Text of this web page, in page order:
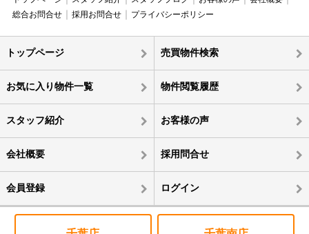
総合お問合せ
採用お問合せ プライバシーポリシー
トップページ 売買物件検索
お気に入り物件一覧 物件閲覧履歴
スタッフ紹介 お客様の声
会社概要 採用問合せ
会員登録 ログイン